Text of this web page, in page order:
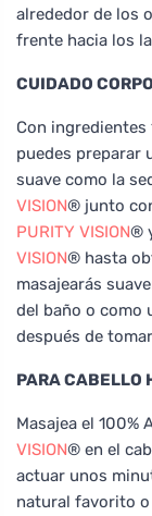
alrededor de los
frente hacia los
CUIDADO
Con ingredientes
puedes preparar
suave como la
VISION® junto
PURITY VISION®
VISION® hasta
masajearás
del baño o como
después de
PARA CABELLO
Masajea el 100%
VISION® en el
actuar unos
natural favorito o